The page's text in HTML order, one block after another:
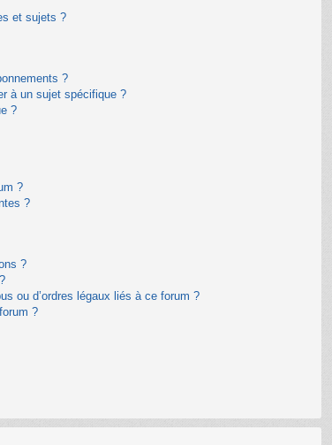
et sujets ?
?
à un sujet spécifique ?
?
?
?
?
ou d’ordres légaux liés à ce forum ?
?